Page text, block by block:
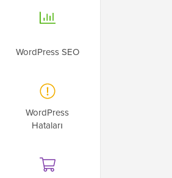
WordPress SEO
WordPress
Hataları